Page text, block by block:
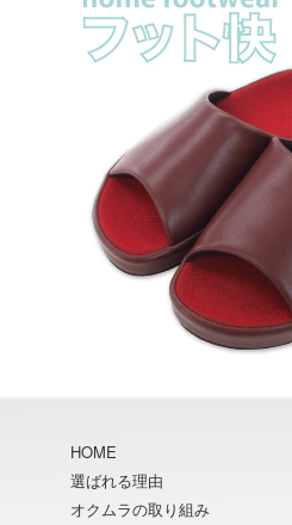
HOME
選ばれる理由
オクムラの取り組み